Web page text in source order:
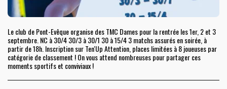
Le club de Pont-Evêque organise des TMC Dames pour la rentrée les 1er, 2 et 3
septembre. NC à 30/4 30/3 à 30/1 30 à 15/4 3 matchs assurés en soirée, à
partir de 18h. Inscription sur Ten'Up Attention, places limitées à 8 joueuses par
catégorie de classement ! On vous attend nombreuses pour partager ces
moments sportifs et conviviaux !